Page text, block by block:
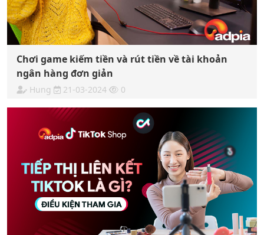
Chơi game kiếm tiền và rút tiền về tài khoản
ngân hàng đơn giản
Hung 21-03-2024 0